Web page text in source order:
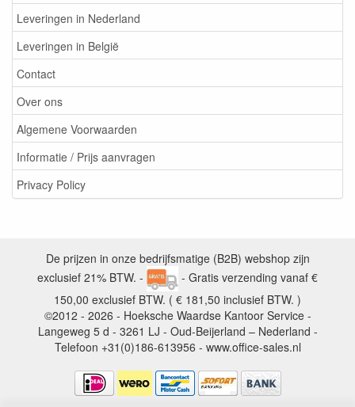
Leveringen in Nederland
Leveringen in België
Contact
Over ons
Algemene Voorwaarden
Informatie / Prijs aanvragen
Privacy Policy
De prijzen in onze bedrijfsmatige (B2B) webshop zijn
exclusief 21% BTW. -
- Gratis verzending vanaf €
150,00 exclusief BTW. ( € 181,50 inclusief BTW. )
©2012 - 2026 - Hoeksche Waardse Kantoor Service -
Langeweg 5 d - 3261 LJ - Oud-Beijerland – Nederland -
Telefoon +31(0)186-613956 - www.office-sales.nl